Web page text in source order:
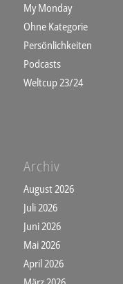
My Monday
Ohne Kategorie
Persönlichkeiten
Podcasts
Weltcup 23/24
Archiv
August 2026
Juli 2026
Juni 2026
Mai 2026
April 2026